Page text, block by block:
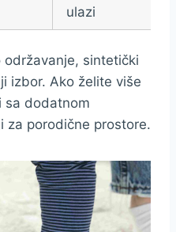
ulazi
sintetički
izbor. Ako želite više
sa dodatnom
za porodične prostore.